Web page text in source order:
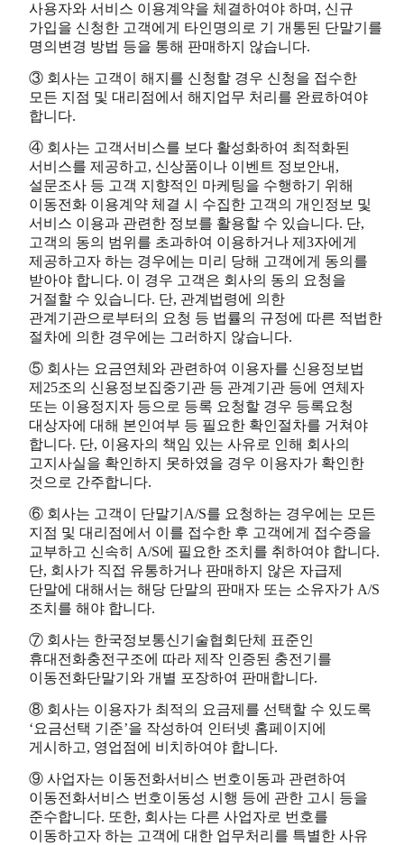
사용자와 서비스 이용계약을 체결하여야 하며, 신규
가입을 신청한 고객에게 타인명의로 기 개통된 단말기를
명의변경 방법 등을 통해 판매하지 않습니다.
③ 회사는 고객이 해지를 신청할 경우 신청을 접수한
모든 지점 및 대리점에서 해지업무 처리를 완료하여야
합니다.
④ 회사는 고객서비스를 보다 활성화하여 최적화된
서비스를 제공하고, 신상품이나 이벤트 정보안내,
설문조사 등 고객 지향적인 마케팅을 수행하기 위해
이동전화 이용계약 체결 시 수집한 고객의 개인정보 및
서비스 이용과 관련한 정보를 활용할 수 있습니다. 단,
고객의 동의 범위를 초과하여 이용하거나 제3자에게
제공하고자 하는 경우에는 미리 당해 고객에게 동의를
받아야 합니다. 이 경우 고객은 회사의 동의 요청을
거절할 수 있습니다. 단, 관계법령에 의한
관계기관으로부터의 요청 등 법률의 규정에 따른 적법한
절차에 의한 경우에는 그러하지 않습니다.
⑤ 회사는 요금연체와 관련하여 이용자를 신용정보법
제25조의 신용정보집중기관 등 관계기관 등에 연체자
또는 이용정지자 등으로 등록 요청할 경우 등록요청
대상자에 대해 본인여부 등 필요한 확인절차를 거쳐야
합니다. 단, 이용자의 책임 있는 사유로 인해 회사의
고지사실을 확인하지 못하였을 경우 이용자가 확인한
것으로 간주합니다.
⑥ 회사는 고객이 단말기A/S를 요청하는 경우에는 모든
지점 및 대리점에서 이를 접수한 후 고객에게 접수증을
교부하고 신속히 A/S에 필요한 조치를 취하여야 합니다.
단, 회사가 직접 유통하거나 판매하지 않은 자급제
단말에 대해서는 해당 단말의 판매자 또는 소유자가 A/S
조치를 해야 합니다.
⑦ 회사는 한국정보통신기술협회단체 표준인
휴대전화충전구조에 따라 제작 인증된 충전기를
이동전화단말기와 개별 포장하여 판매합니다.
⑧ 회사는 이용자가 최적의 요금제를 선택할 수 있도록
‘요금선택 기준’을 작성하여 인터넷 홈페이지에
게시하고, 영업점에 비치하여야 합니다.
⑨ 사업자는 이동전화서비스 번호이동과 관련하여
이동전화서비스 번호이동성 시행 등에 관한 고시 등을
준수합니다. 또한, 회사는 다른 사업자로 번호를
이동하고자 하는 고객에 대한 업무처리를 특별한 사유